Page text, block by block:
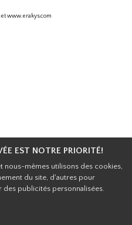
EST NOTRE PRIORITÉ!
nous-mêmes utilisons des cookies,
du site, d'autres pour
publicités personnalisées.
www.erakys.com